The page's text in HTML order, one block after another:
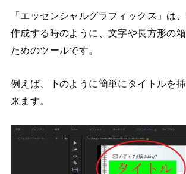
「エッセンシャルグラフィックス」は
作成する時のように、文字や長方形の
ためのツールです。
例えば、下のように簡単にタイトルを
来ます。